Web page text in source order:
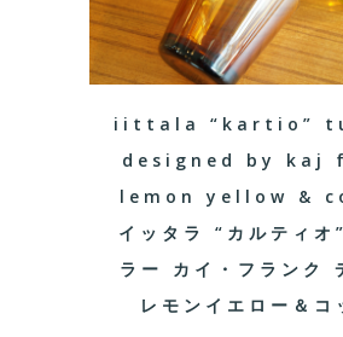
iittala “kartio”
designed by kaj
lemon yellow &
イッタラ “カルティオ
ラー カイ・フランク
レモンイエロー＆コ